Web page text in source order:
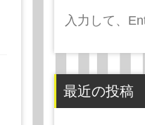
索:
最近の投稿